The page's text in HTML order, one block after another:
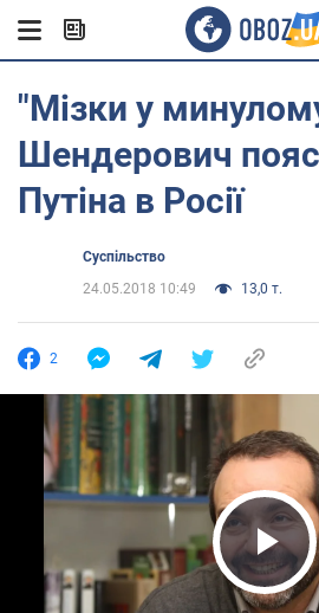
"Мізки у
Шендерович
Путіна в Росії
Суспільство
24.05.2018 10:49
13,0 т.
2